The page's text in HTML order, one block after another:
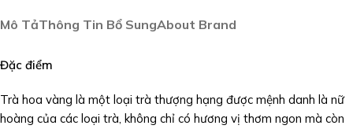
Mô TảThông Tin Bổ SungAbout Brand
Đặc điểm
Trà hoa vàng là một loại trà thượng hạng được mệnh danh là nữ
hoàng của các loại trà, không chỉ có hương vị thơm ngon mà còn